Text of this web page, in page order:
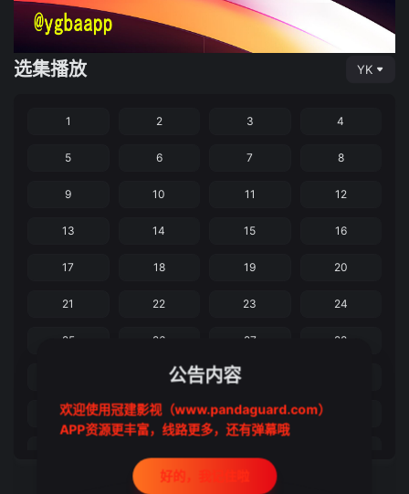
选集播放 YK
1 2 3 4
5 6 7 8
9 10 11 12
13 14 15 16
17 18 19 20
21 22 23 24
25 26 27 28
33 34 35
42
公告内容
欢迎使用冠建影视（www.pandaguard.com）
APP资源更丰富，线路更多，还有弹幕哦
好的，我记住啦